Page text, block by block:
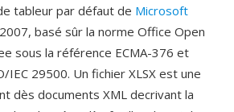
tableur par défaut de Microsoft
basé sûr la norme Office Open
sous la référence ECMA-376 et
IEC 29500. Un fichier XLSX est une
dès documents XML decrivant la